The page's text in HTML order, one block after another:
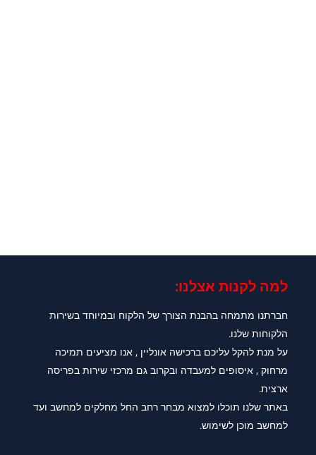
למה לקנות אצלנו:​
חברתנו מתמחה בהבנת הצורך של הלקוח ובמיוחד בשירות
הלקוחות שלנו.
על מנת להקל עליכם ברכישה אונליין , אנו מציעים תמיכה
מרחוק , איסופים למעבדה ובקרוב גם מרכזי שירות בפריסה
ארצית.
באתר שלנו תוכלו למצוא מבחר רחב החל מחלקים למחשב ועד
למחשב מוכן לשימוש.